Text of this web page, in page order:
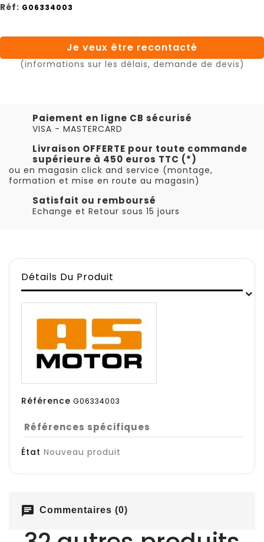
Réf: G06334003
Je veux être recontacté
(informations sur les délais, demande de devis)
Paiement en ligne CB sécurisé
VISA - MASTERCARD
Livraison OFFERTE pour toute commande
supérieure à 450 euros TTC (*)
ou en magasin click and service (montage,
formation et mise en route au magasin)
Satisfait ou remboursé
Echange et Retour sous 15 jours
Détails Du Produit
Référence G06334003
Références spécifiques
État Nouveau produit
chat Commentaires (0)